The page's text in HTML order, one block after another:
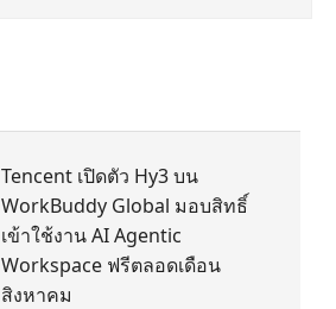
Tencent เปิดตัว Hy3 บน
WorkBuddy Global มอบสิทธิ์
เข้าใช้งาน AI Agentic
Workspace ฟรีตลอดเดือน
สิงหาคม